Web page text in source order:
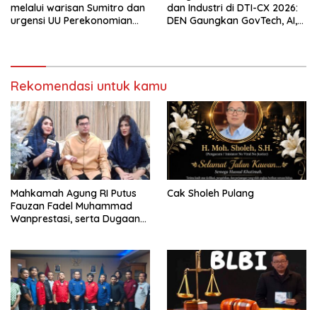
melalui warisan Sumitro dan
urgensi UU Perekonomian
dan Industri di DTI-CX 2026:
DEN Gaungkan GovTech, AI,
Rekomendasi untuk kamu
Mahkamah Agung RI Putus
Fauzan Fadel Muhammad
Wanprestasi, serta Dugaan
Cak Sholeh Pulang